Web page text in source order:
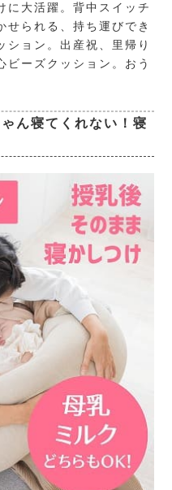
に大活躍。背中スイッチ
せられる、持ち運びでき
ション。出産祝、里帰り
ビーズクッション。おう
ん寝てくれない！寝